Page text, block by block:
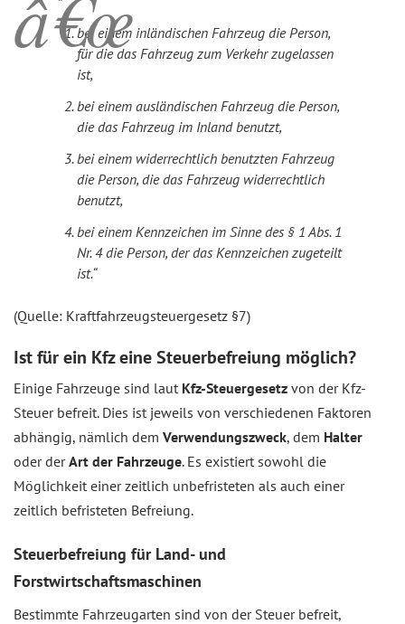
bei einem inländischen Fahrzeug die Person,
für die das Fahrzeug zum Verkehr zugelassen
ist,
bei einem ausländischen Fahrzeug die Person,
die das Fahrzeug im Inland benutzt,
bei einem widerrechtlich benutzten Fahrzeug
die Person, die das Fahrzeug widerrechtlich
benutzt,
bei einem Kennzeichen im Sinne des § 1 Abs. 1
Nr. 4 die Person, der das Kennzeichen zugeteilt
ist.“
(Quelle: Kraftfahrzeugsteuergesetz §7)
Ist für ein Kfz eine Steuerbefreiung möglich?
Einige Fahrzeuge sind laut Kfz-Steuergesetz von der Kfz-
Steuer befreit. Dies ist jeweils von verschiedenen Faktoren
abhängig, nämlich dem Verwendungszweck, dem Halter
oder derArt der Fahrzeuge. Es existiert sowohl die
Möglichkeit einer zeitlich unbefristeten als auch einer
zeitlich befristeten Befreiung.
Steuerbefreiung für Land- und
Forstwirtschaftsmaschinen
Bestimmte Fahrzeugarten sind von der Steuer befreit,